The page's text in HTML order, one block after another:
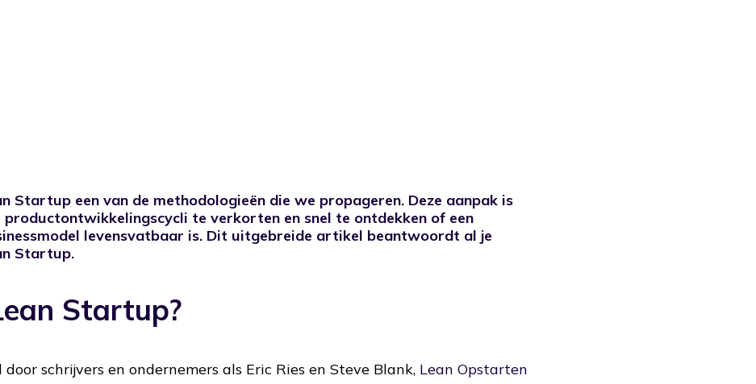
Startup een van de methodologieën die we propageren. Deze aanpak is
te verkorten en snel te ontdekken of een
levensvatbaar is. Dit uitgebreide artikel beantwoordt al je
Startup.
Startup?
schrijvers en ondernemers als Eric Ries en Steve Blank, Lean Opstarten